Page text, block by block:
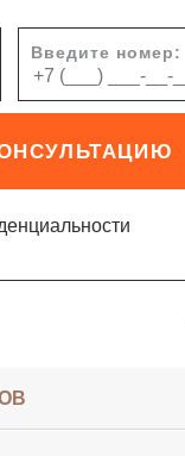
Введите номер: